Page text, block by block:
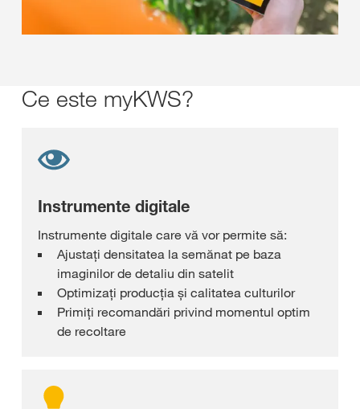
Ce este myKWS?
Instrumente digitale
Instrumente digitale care vă vor permite să:
Ajustaţi densitatea la semănat pe baza
imaginilor de detaliu din satelit
Optimizați producția și calitatea culturilor
Primiţi recomandări privind momentul optim
de recoltare